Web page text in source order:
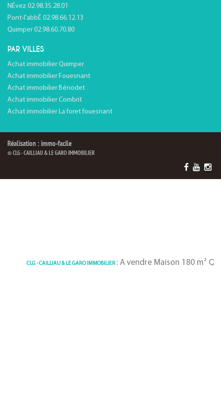
NÉvez 02.98.35.28.01
Pont-l'abbÉ 02.98.66.12.13
Quimper 02.98.60.70.80
PAR VILLES
Achat immobilier Quimper
Achat immobilier Fouesnant
Achat immobilier Bénodet
Achat immobilier Combrit
Achat immobilier La foret fouesnant
Réalisation : immo-facile
© CLG - CAILLIAU & LE GARO IMMOBILIER
- CAILLIAU & LE GARO IMMOBILIER: A vendre Maison 180 m² Quimper |